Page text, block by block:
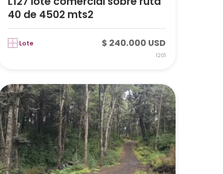
40 de 4502 mts2
Lote $ 240.000 USD
1201